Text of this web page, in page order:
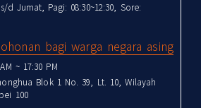
d Jumat, Pagi: 08:30~12:30, Sore:
bagi warga negara asing
~ 17:30 PM
Blok 1 No. 39, Lt. 10, Wilayah
100